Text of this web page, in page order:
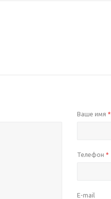
Ваше имя *
Телефон *
E-mail